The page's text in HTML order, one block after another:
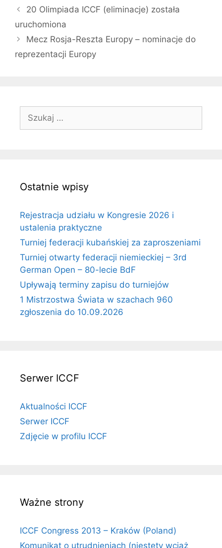
20 Olimpiada ICCF (eliminacje) została
uruchomiona
Mecz Rosja-Reszta Europy – nominacje do
reprezentacji Europy
Ostatnie wpisy
Rejestracja udziału w Kongresie 2026 i
ustalenia praktyczne
Turniej federacji kubańskiej za zaproszeniami
Turniej otwarty federacji niemieckiej – 3rd
German Open – 80-lecie BdF
Upływają terminy zapisu do turniejów
1 Mistrzostwa Świata w szachach 960
zgłoszenia do 10.09.2026
Serwer ICCF
Aktualności ICCF
Serwer ICCF
Zdjęcie w profilu ICCF
Ważne strony
ICCF Congress 2013 – Kraków (Poland)
Komunikat o utrudnieniach (niestety wciąż